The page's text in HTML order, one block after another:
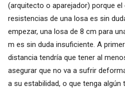
(arquitecto o aparejador) porque
resistencias de una losa es sin
empezar, una losa de 8 cm para
m es sin duda insuficiente. A
distancia tendría que tener al
asegurar que no va a sufrir
a su estabilidad, o que tenga